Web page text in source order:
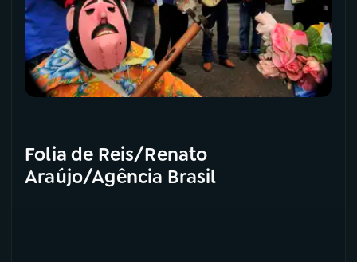
TikTok
Folia de Reis/Renato
Araújo/Agência Brasil